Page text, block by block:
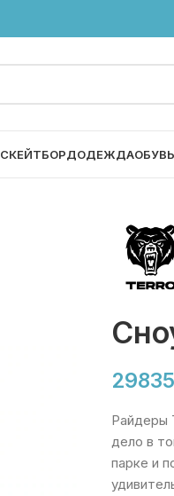
СКЕЙТБОРДОДЕЖДАОБУВЬ
29835
Райдеры
дело в
парке и